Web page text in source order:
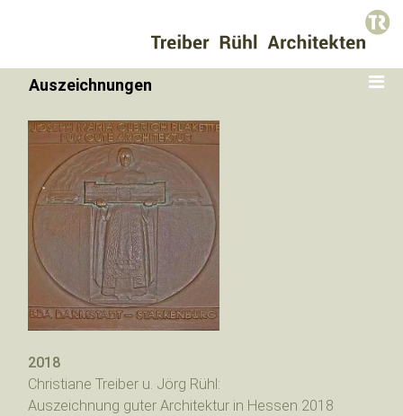
Auszeichnungen
2018
Christiane Treiber u. Jörg Rühl:
Auszeichnung guter Architektur in Hessen 2018